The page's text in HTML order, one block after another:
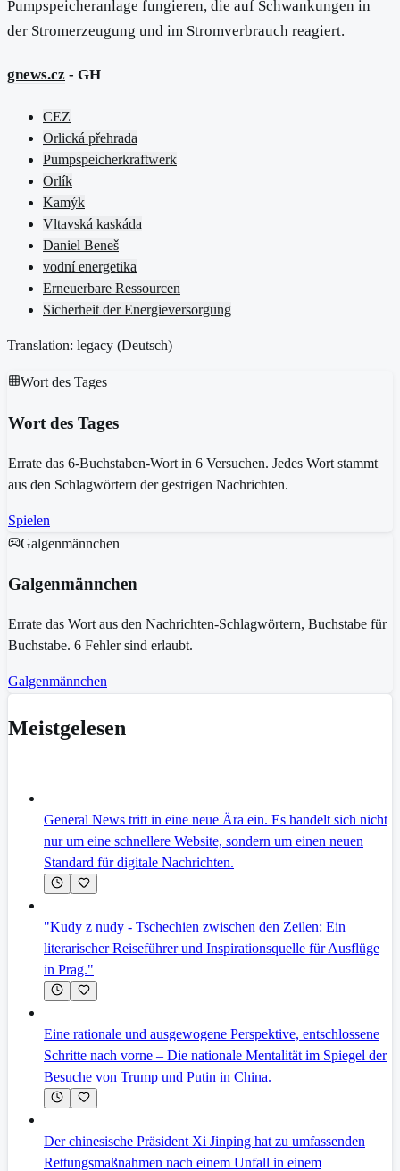
Pumpspeicheranlage fungieren, die auf Schwankungen in
der Stromerzeugung und im Stromverbrauch reagiert.
gnews.cz - GH
CEZ
Orlická přehrada
Pumpspeicherkraftwerk
Orlík
Kamýk
Vltavská kaskáda
Daniel Beneš
vodní energetika
Erneuerbare Ressourcen
Sicherheit der Energieversorgung
Translation: legacy (Deutsch)
Wort des Tages
Wort des Tages
Errate das 6-Buchstaben-Wort in 6 Versuchen. Jedes Wort stammt
aus den Schlagwörtern der gestrigen Nachrichten.
Spielen
Galgenmännchen
Galgenmännchen
Errate das Wort aus den Nachrichten-Schlagwörtern, Buchstabe für
Buchstabe. 6 Fehler sind erlaubt.
Galgenmännchen
Meistgelesen
General News tritt in eine neue Ära ein. Es handelt sich nicht
nur um eine schnellere Website, sondern um einen neuen
Standard für digitale Nachrichten.
"Kudy z nudy - Tschechien zwischen den Zeilen: Ein
literarischer Reiseführer und Inspirationsquelle für Ausflüge
in Prag."
Eine rationale und ausgewogene Perspektive, entschlossene
Schritte nach vorne – Die nationale Mentalität im Spiegel der
Besuche von Trump und Putin in China.
Der chinesische Präsident Xi Jinping hat zu umfassenden
Rettungsmaßnahmen nach einem Unfall in einem